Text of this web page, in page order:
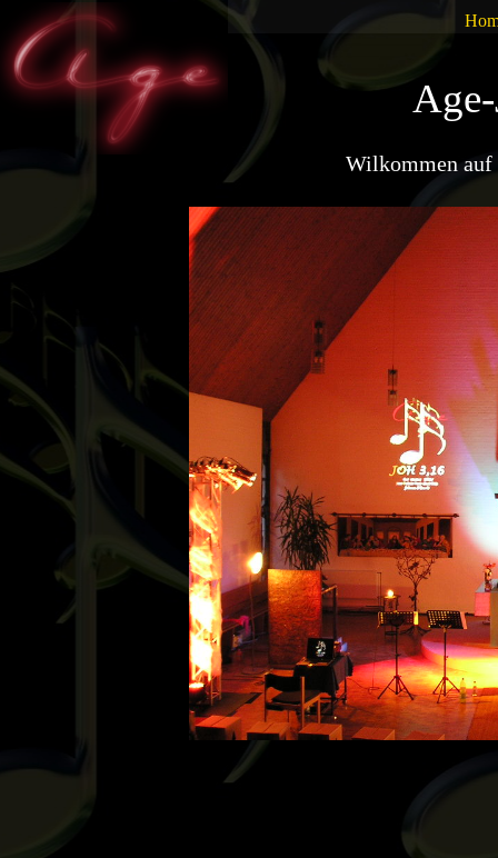
Wilkommen auf